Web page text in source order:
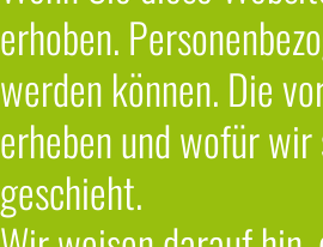
erhoben.
werden können. Die
erheben und wofür
geschieht.